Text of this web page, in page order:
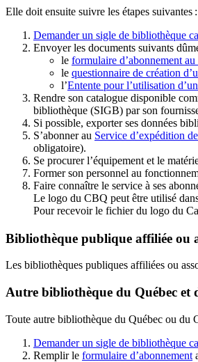
Elle doit ensuite suivre les étapes suivantes :
Demander un sigle de bibliothèque
Envoyer les documents suivants
le formulaire d’abonnement
le questionnaire de création
l’Entente pour l’utilisation
Rendre son catalogue disponible
bibliothèque (SIGB) par son
Si possible, exporter ses données
S’abonner au Service d’expédition
obligatoire).
Se procurer l’équipement et le
Former son personnel au
Faire connaître le service à ses
Le logo du CBQ peut être utilisé
Pour recevoir le fichier du logo du
Bibliothèque publique affiliée ou
Les bibliothèques publiques affiliées ou
Autre bibliothèque du Québec et
Toute autre bibliothèque du Québec ou du
Demander un sigle de bibliothèque
Remplir le formulaire d’abonnement